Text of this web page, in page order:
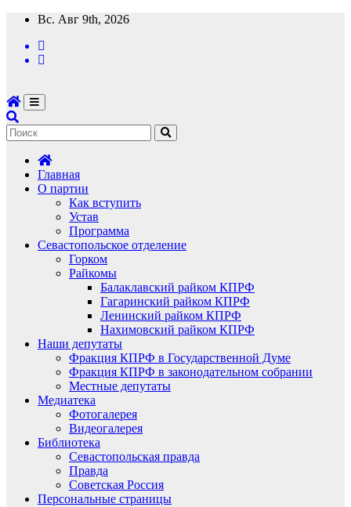
Перейти
содержимому
Вс. Авг 9th, 2026
Главная
О партии
Как вступить
Устав
Программа
Севастопольское отделение
Горком
Райкомы
Балаклавский райком КПРФ
Гагаринский райком КПРФ
Ленинский райком КПРФ
Нахимовский райком КПРФ
Наши депутаты
Фракция КПРФ в Государственной Думе
Фракция КПРФ в законодательном собрании
Местные депутаты
Медиатека
Фотогалерея
Видеогалерея
Библиотека
Севастопольская правда
Правда
Советская Россия
Персональные страницы